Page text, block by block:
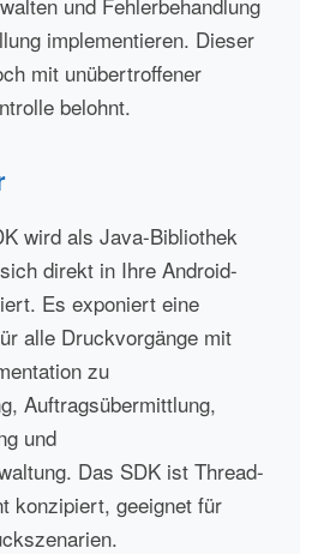
implementieren. Dieser
mit unübertroffener
belohnt.
wird als Java-Bibliothek
direkt in Ihre Android-
Es exponiert eine
alle Druckvorgänge mit
zu
Auftragsübermittlung,
und
Das SDK ist Thread-
konzipiert, geeignet für